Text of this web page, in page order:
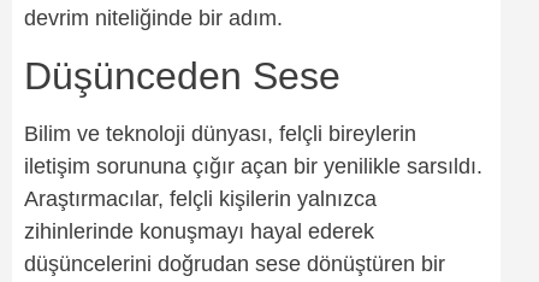
devrim niteliğinde bir adım.
Düşünceden Sese
Bilim ve teknoloji dünyası, felçli bireylerin
iletişim sorununa çığır açan bir yenilikle sarsıldı.
Araştırmacılar, felçli kişilerin yalnızca
zihinlerinde konuşmayı hayal ederek
düşüncelerini doğrudan sese dönüştüren bir